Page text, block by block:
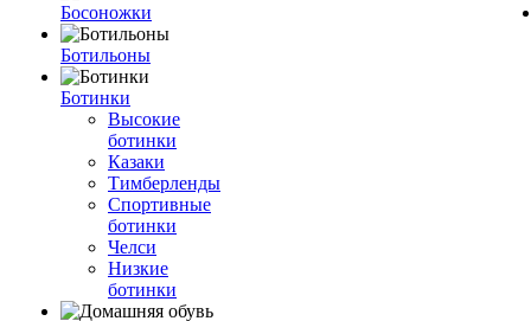
Босоножки
Ботильоны
Ботинки
Высокие
ботинки
Казаки
Тимберленды
Спортивные
ботинки
Челси
Низкие
ботинки